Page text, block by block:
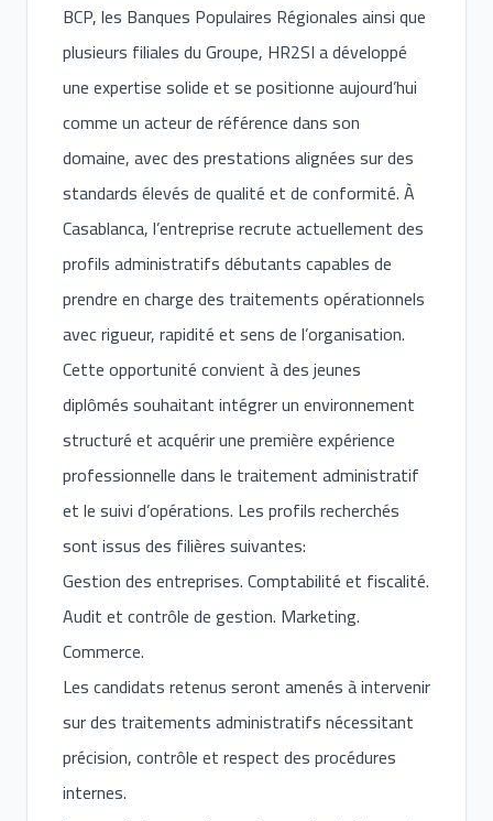
BCP, les Banques Populaires Régionales ainsi que
plusieurs filiales du Groupe, HR2SI a développé
une expertise solide et se positionne aujourd’hui
comme un acteur de référence dans son
domaine, avec des prestations alignées sur des
standards élevés de qualité et de conformité. À
Casablanca, l’entreprise recrute actuellement des
profils administratifs débutants capables de
prendre en charge des traitements opérationnels
avec rigueur, rapidité et sens de l’organisation.
Cette opportunité convient à des jeunes
diplômés souhaitant intégrer un environnement
structuré et acquérir une première expérience
professionnelle dans le traitement administratif
et le suivi d’opérations. Les profils recherchés
sont issus des filières suivantes:
Gestion des entreprises. Comptabilité et fiscalité.
Audit et contrôle de gestion. Marketing.
Commerce.
Les candidats retenus seront amenés à intervenir
sur des traitements administratifs nécessitant
précision, contrôle et respect des procédures
internes.